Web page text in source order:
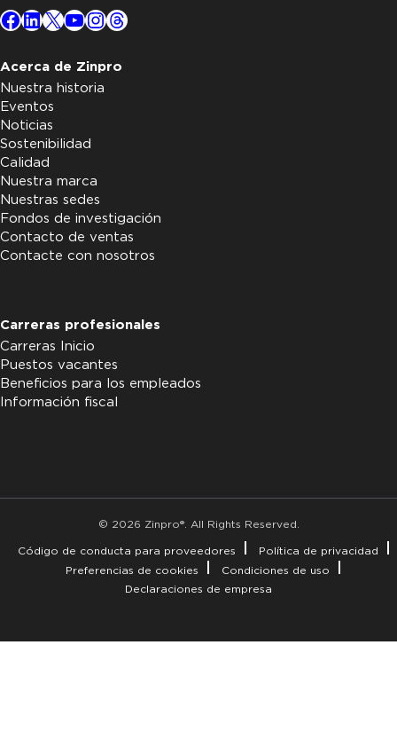
Facebook
LinkedIn
X YouTube
Instagram
Threads
Acerca de Zinpro
Nuestra historia
Eventos
Noticias
Sostenibilidad
Calidad
Nuestra marca
Nuestras sedes
Fondos de investigación
Contacto de ventas
Contacte con nosotros
Carreras profesionales
Carreras Inicio
Puestos vacantes
Beneficios para los empleados
Información fiscal
© 2026 Zinpro®. All Rights Reserved.
Código de conducta para proveedores
Política de privacidad
Preferencias de cookies
Condiciones de uso
Declaraciones de empresa